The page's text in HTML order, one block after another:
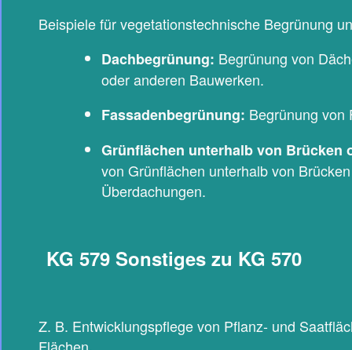
Beispiele für vegetationstechnische Begrünung
Dachbegrünung: Begrünung von
oder anderen Bauwerken.
Fassadenbegrünung: Begrünung
Grünflächen unterhalb von Brücken
von Grünflächen unterhalb von
Überdachungen.
KG 579 Sonstiges zu KG 570
Z. B. Entwicklungspflege von Pflanz- und
Flächen.